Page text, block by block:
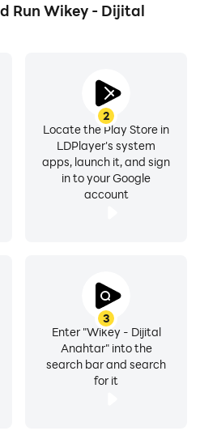
telefon kullanarak
uygun ve hızlı ve
kontrol uygulamasıdır.
garaj ve otopark
kayıt olan kullanıcıları
yetki alanları dahilindeki
Run Wikey - Dijital
2
Locate the Play Store in
LDPlayer's system
apps, launch it, and sign
in to your Google
account
3
Enter "Wikey - Dijital
Anahtar" into the
search bar and search
for it